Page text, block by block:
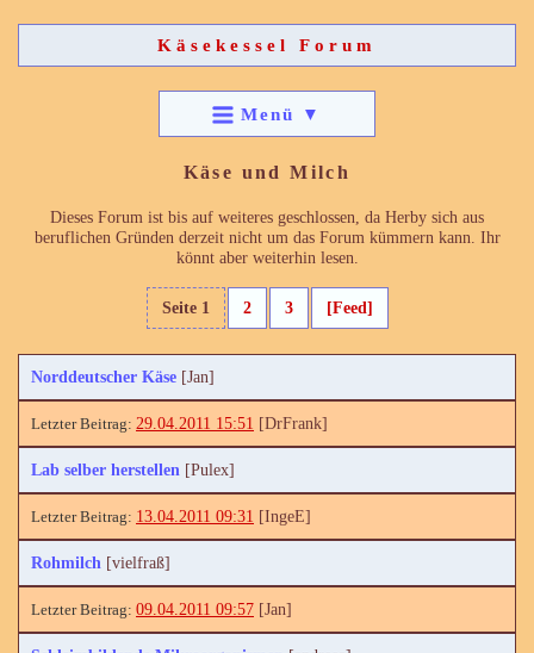
Käsekessel Forum
Menü ▼
Käse und Milch
Dieses Forum ist bis auf weiteres geschlossen, da Herby sich aus
beruflichen Gründen derzeit nicht um das Forum kümmern kann. Ihr
könnt aber weiterhin lesen.
Seite 1 2 3 [Feed]
Norddeutscher Käse [Jan]
29.04.2011 15:51 [DrFrank]
Lab selber herstellen [Pulex]
13.04.2011 09:31 [IngeE]
Rohmilch [vielfraß]
09.04.2011 09:57 [Jan]